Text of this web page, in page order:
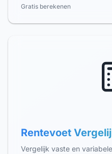
Gratis berekenen
Rentevoet
Vergelijk vaste en